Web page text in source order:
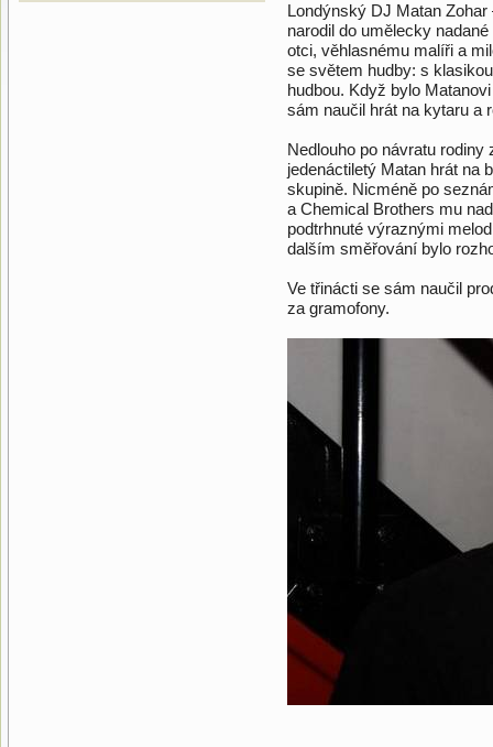
Londýnský DJ Matan
narodil do umělecky
otci, věhlasnému malíři a
se světem hudby: s
hudbou. Když bylo
sám naučil hrát na kytaru a
Nedlouho po návratu
jedenáctiletý Matan hrát na
skupině. Nicméně po
a Chemical Brothers mu
podtrhnuté výraznými
dalším směřování bylo
Ve třinácti se sám naučil
za gramofony.